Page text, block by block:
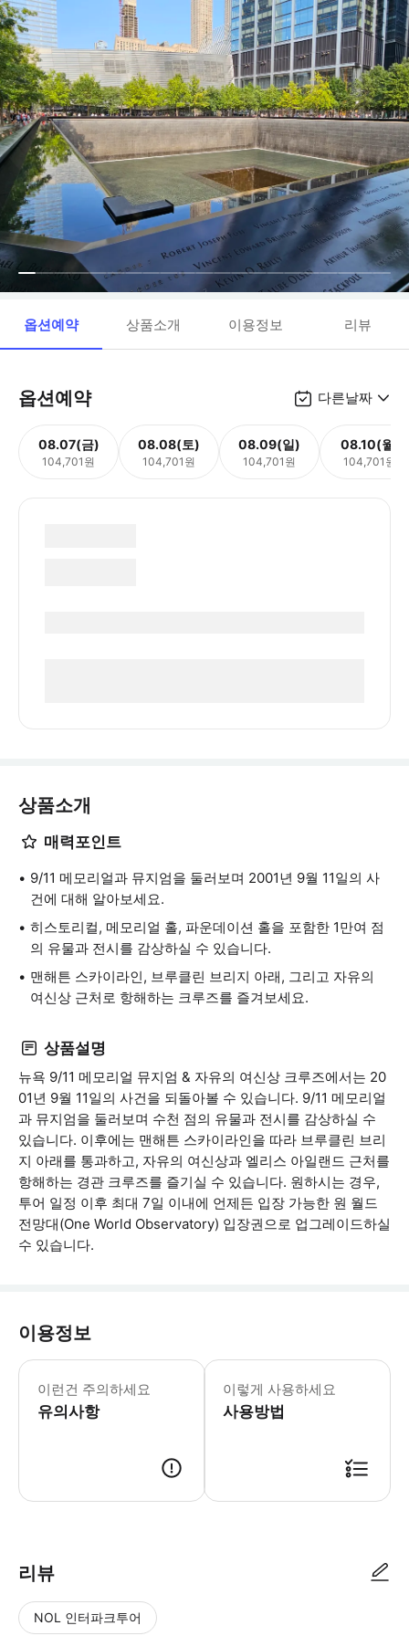
옵션예약 상품소개 이용정보 리뷰
옵션예약 다른날짜
08.07(금)
104,701원
08.08(토)
104,701원
08.09(일)
104,701원
08.10(월)
104,701원
상품소개
매력포인트
9/11 메모리얼과 뮤지엄을 둘러보며 2001년 9월 11일의 사
건에 대해 알아보세요.
히스토리컬, 메모리얼 홀, 파운데이션 홀을 포함한 1만여 점
의 유물과 전시를 감상하실 수 있습니다.
맨해튼 스카이라인, 브루클린 브리지 아래, 그리고 자유의
여신상 근처로 항해하는 크루즈를 즐겨보세요.
상품설명
뉴욕 9/11 메모리얼 뮤지엄 & 자유의 여신상 크루즈에서는 20
01년 9월 11일의 사건을 되돌아볼 수 있습니다. 9/11 메모리얼
과 뮤지엄을 둘러보며 수천 점의 유물과 전시를 감상하실 수
있습니다. 이후에는 맨해튼 스카이라인을 따라 브루클린 브리
지 아래를 통과하고, 자유의 여신상과 엘리스 아일랜드 근처를
항해하는 경관 크루즈를 즐기실 수 있습니다. 원하시는 경우,
투어 일정 이후 최대 7일 이내에 언제든 입장 가능한 원 월드
전망대(One World Observatory) 입장권으로 업그레이드하실
수 있습니다.
이용정보
이런건 주의하세요
유의사항
필수 안내: - 해당 투어는 모든 날씨에
이렇게 사용하세요
사용방법
리뷰
NOL 인터파크투어